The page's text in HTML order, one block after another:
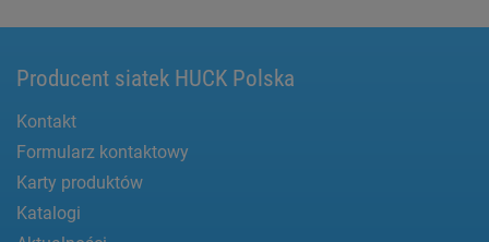
Producent siatek HUCK Polska
Kontakt
Formularz kontaktowy
Karty produktów
Katalogi